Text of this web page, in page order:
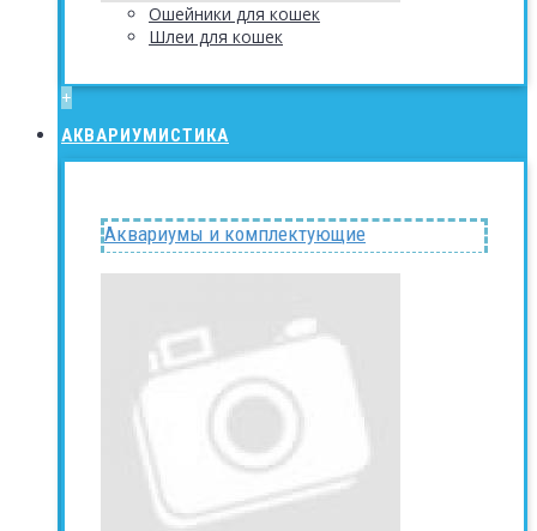
Ошейники для кошек
Шлеи для кошек
+
АКВАРИУМИСТИКА
Аквариумы и комплектующие